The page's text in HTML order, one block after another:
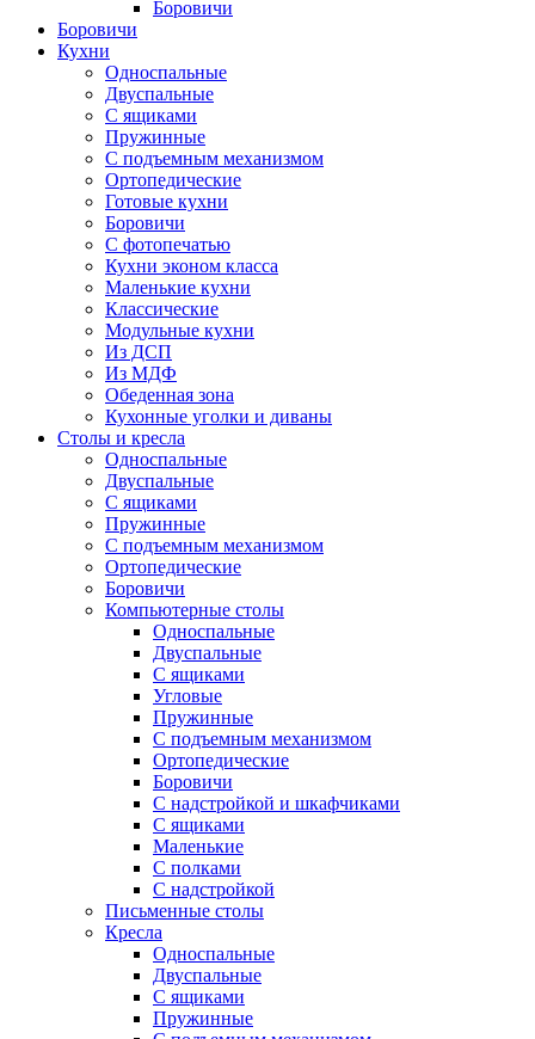
Боровичи
Боровичи
Кухни
Односпальные
Двуспальные
С ящиками
Пружинные
С подъемным механизмом
Ортопедические
Готовые кухни
Боровичи
С фотопечатью
Кухни эконом класса
Маленькие кухни
Классические
Модульные кухни
Из ДСП
Из МДФ
Обеденная зона
Кухонные уголки и диваны
Столы и кресла
Односпальные
Двуспальные
С ящиками
Пружинные
С подъемным механизмом
Ортопедические
Боровичи
Компьютерные столы
Односпальные
Двуспальные
С ящиками
Угловые
Пружинные
С подъемным механизмом
Ортопедические
Боровичи
С надстройкой и шкафчиками
С ящиками
Маленькие
С полками
С надстройкой
Письменные столы
Кресла
Односпальные
Двуспальные
С ящиками
Пружинные